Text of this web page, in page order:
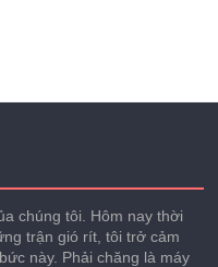
chúng tôi. Hôm nay thời
trận gió rít, tôi trở cảm
này. Phải chăng là máy